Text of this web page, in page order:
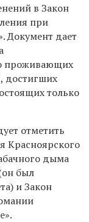
в Закон
при
Документ дает
проживающих
достигших
только
отметить
Красноярского
дыма
был
и Закон